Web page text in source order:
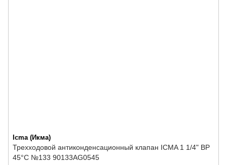
Icma (Икма)
Трехходовой антиконденсационный клапан ICMA 1 1/4" ВР
45°C №133 90133AG0545